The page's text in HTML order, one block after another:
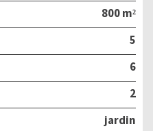
800 m²
5
6
2
jardin